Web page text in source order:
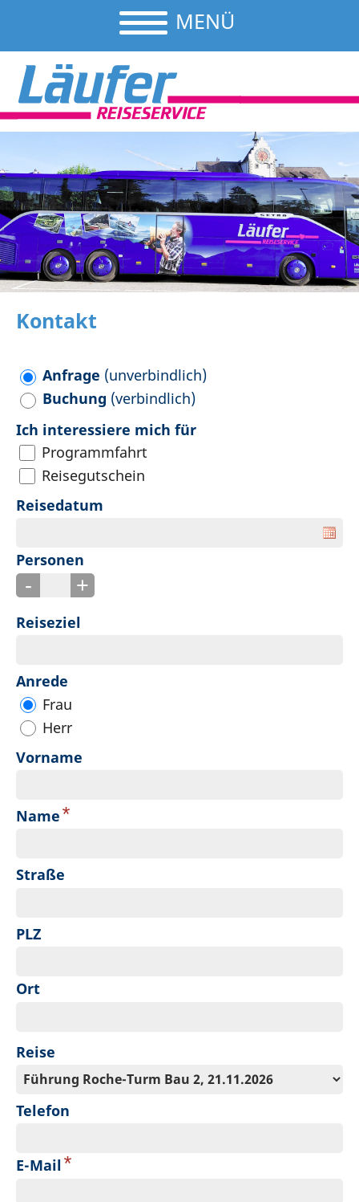
MENÜ
Kontakt
Anfrage (unverbindlich)
Buchung (verbindlich)
Ich interessiere mich für
Programmfahrt
Reisegutschein
Reisedatum
Personen
- +
Reiseziel
Anrede
Frau
Herr
Vorname
Name*
Straße
PLZ
Ort
Reise
Telefon
E-Mail*